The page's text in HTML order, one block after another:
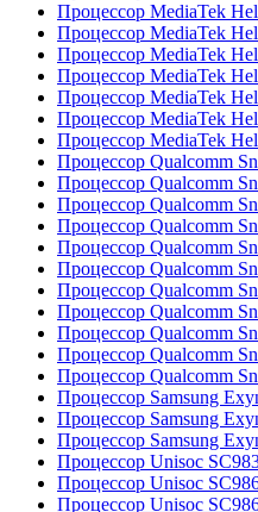
Процессор MediaTek
Процессор MediaTek
Процессор MediaTek
Процессор MediaTek
Процессор MediaTek
Процессор MediaTek
Процессор MediaTek
Процессор Qualcomm
Процессор Qualcomm
Процессор Qualcomm
Процессор Qualcomm
Процессор Qualcomm
Процессор Qualcomm
Процессор Qualcomm
Процессор Qualcomm
Процессор Qualcomm
Процессор Qualcomm
Процессор Qualcomm
Процессор Samsung
Процессор Samsung
Процессор Samsung
Процессор Unisoc
Процессор Unisoc
Процессор Unisoc